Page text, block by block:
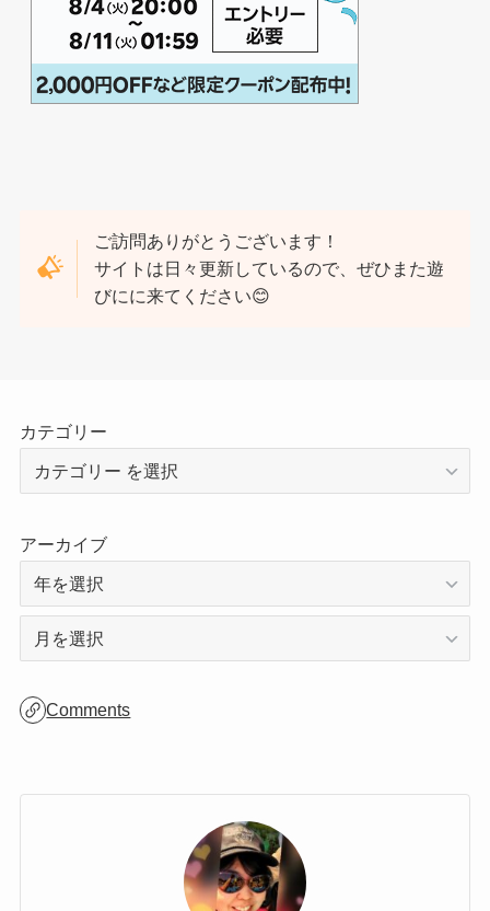
ご訪問ありがとうございます！
サイトは日々更新しているので、ぜひまた遊
びにに来てください😊
カテゴリー
アーカイブ
ー
カ
イ
Comments